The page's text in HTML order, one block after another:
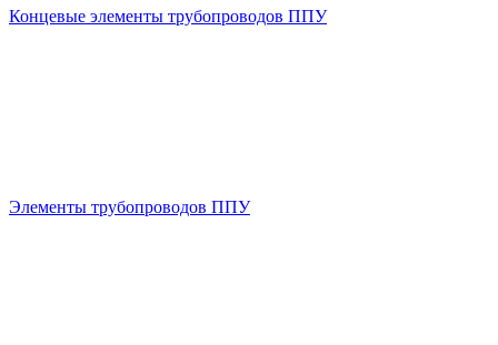
Концевые элементы трубопроводов ППУ
Элементы трубопроводов ППУ